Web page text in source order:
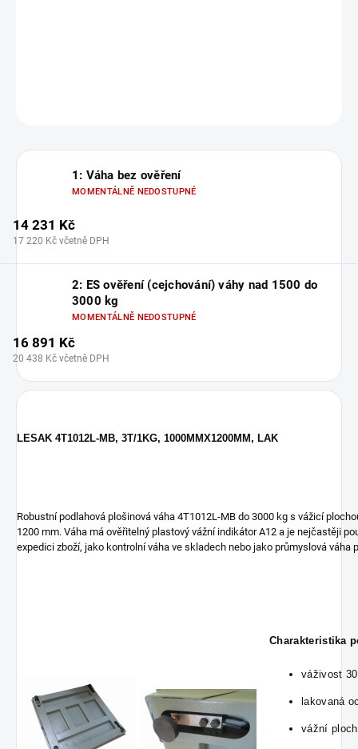
1: Váha bez ověření
MOMENTÁLNĚ NEDOSTUPNÉ
14 231 Kč
17 220 Kč včetně DPH
2: ES ověření (cejchování) váhy nad 1500 do
3000 kg
MOMENTÁLNĚ NEDOSTUPNÉ
16 891 Kč
20 438 Kč včetně DPH
LESAK 4T1012L-MB, 3T/1KG, 1000MMX1200MM, LAK
Robustní podlahová plošinová váha 4T1012L-MB do 3000 kg s vážicí
1200 mm. Váha má ověřitelný plastový vážní indikátor A12 a je nejčastěji
expedici zboží, jako kontrolní váha ve skladech nebo jako průmyslová váha
Charakteristika
váživost
lakovaná
vážní